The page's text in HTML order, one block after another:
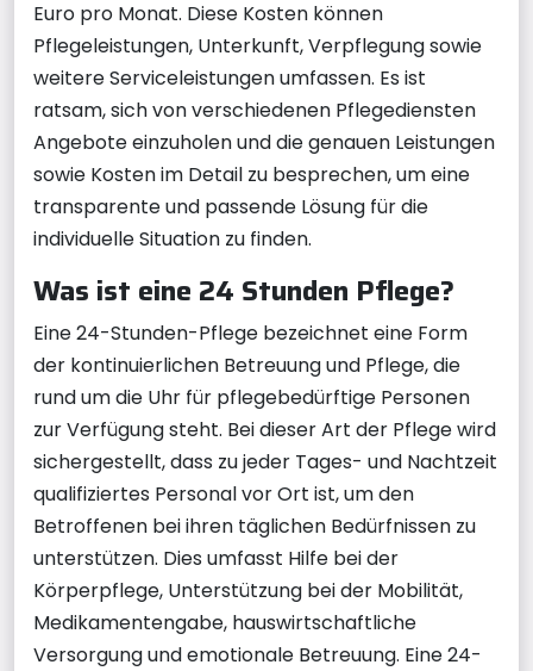
Euro pro Monat. Diese Kosten können
Pflegeleistungen, Unterkunft, Verpflegung sowie
weitere Serviceleistungen umfassen. Es ist
ratsam, sich von verschiedenen Pflegediensten
Angebote einzuholen und die genauen Leistungen
sowie Kosten im Detail zu besprechen, um eine
transparente und passende Lösung für die
individuelle Situation zu finden.
Was ist eine 24 Stunden Pflege?
Eine 24-Stunden-Pflege bezeichnet eine Form
der kontinuierlichen Betreuung und Pflege, die
rund um die Uhr für pflegebedürftige Personen
zur Verfügung steht. Bei dieser Art der Pflege wird
sichergestellt, dass zu jeder Tages- und Nachtzeit
qualifiziertes Personal vor Ort ist, um den
Betroffenen bei ihren täglichen Bedürfnissen zu
unterstützen. Dies umfasst Hilfe bei der
Körperpflege, Unterstützung bei der Mobilität,
Medikamentengabe, hauswirtschaftliche
Versorgung und emotionale Betreuung. Eine 24-